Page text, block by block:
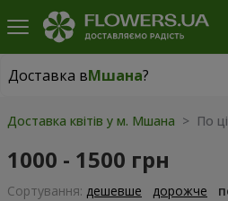
Доставка вМшана?
Доставка вМшана|
Доставка квітів у м. Мшана > По
1000 - 1500 грн
Сортування: дешевше дорожче